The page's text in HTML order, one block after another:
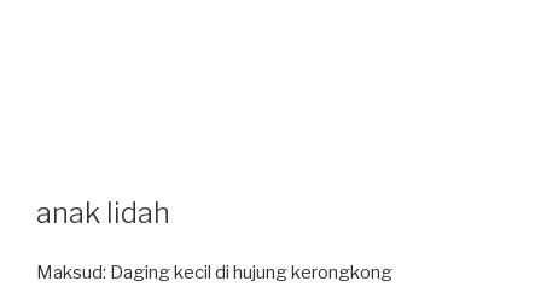
anak lidah
Maksud: Daging kecil di hujung kerongkong